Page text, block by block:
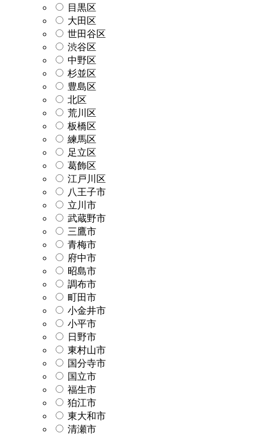
目黒区
大田区
世田谷区
渋谷区
中野区
杉並区
豊島区
北区
荒川区
板橋区
練馬区
足立区
葛飾区
江戸川区
八王子市
立川市
武蔵野市
三鷹市
青梅市
府中市
昭島市
調布市
町田市
小金井市
小平市
日野市
東村山市
国分寺市
国立市
福生市
狛江市
東大和市
清瀬市